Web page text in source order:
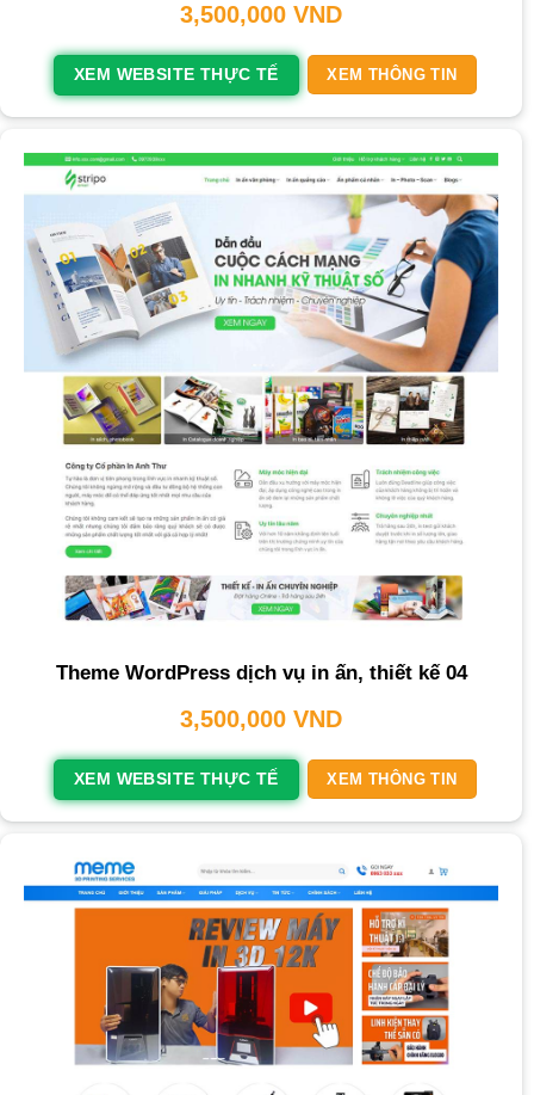
3,500,000 VND
XEM WEBSITE THỰC TẾ XEM THÔNG TIN
Theme WordPress dịch vụ in ấn, thiết kế 04
3,500,000 VND
XEM WEBSITE THỰC TẾ XEM THÔNG TIN